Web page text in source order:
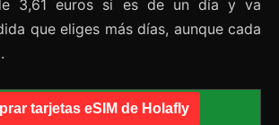
3,61 euros si es de un día y va
que eliges más días, aunque cada
tarjetas eSIM de Holafly